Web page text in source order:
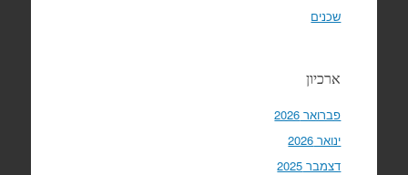
שכנים
ארכיון
פברואר 2026
ינואר 2026
דצמבר 2025